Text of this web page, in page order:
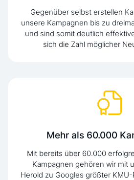
Gegenüber selbst erstellen
unsere Kampagnen bis zu
und sind somit deutlich
sich die Zahl möglicher
Mehr als 60.000
Mit bereits über 60.000
Kampagnen gehören wir mit
Herold zu Googles größter KMU-